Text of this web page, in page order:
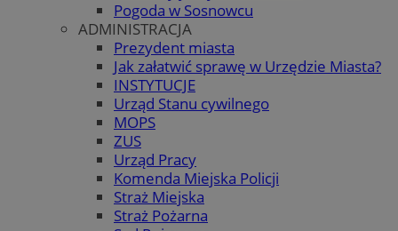
Pogoda w Sosnowcu
ADMINISTRACJA
Prezydent miasta
Jak załatwić sprawę w Urzędzie Miasta?
INSTYTUCJE
Urząd Stanu cywilnego
MOPS
ZUS
Urząd Pracy
Komenda Miejska Policji
Straż Miejska
Straż Pożarna